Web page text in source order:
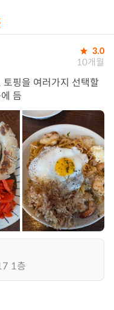
3.0
10개월
핑을 여러가지 선택할
듬
1층